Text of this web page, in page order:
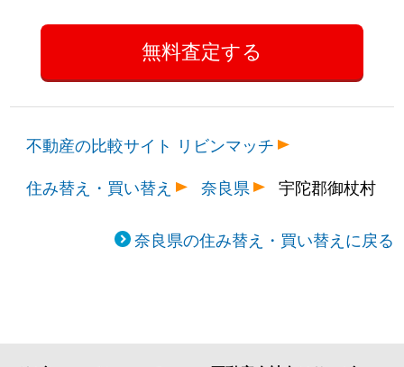
不動産の比較サイト リビンマッチ
住み替え・買い替え
奈良県 宇陀郡御杖村
奈良県の住み替え・買い替えに戻る